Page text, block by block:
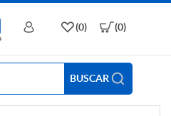
BUSCAR
(0) (0)